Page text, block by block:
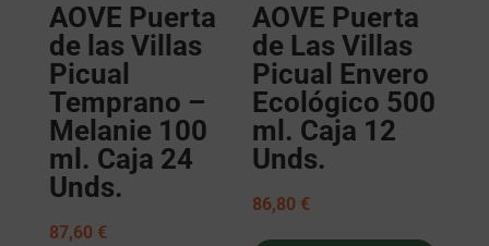
AOVE Puerta
de las Villas
Picual
Temprano –
Melanie 100
ml. Caja 24
Unds.
87,60 €
AOVE Puerta
de Las Villas
Picual Envero
Ecológico 500
ml. Caja 12
Unds.
86,80 €